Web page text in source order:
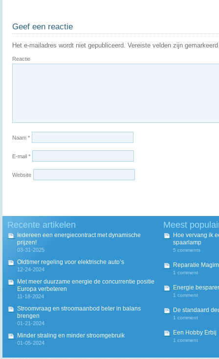
Geef een reactie
Het e-mailadres wordt niet gepubliceerd. Vereiste velden zijn
Reactie
Naam *
E-mail *
Website
Recente artikelen
Iedereen een energiecontract met dynamische
prijzen!
03-31-2025
Oldtimer regeling voor elektrische auto’s
12-24-2024
Met meer duurzame energie de concurrentie positie
Europa verbeteren
11-18-2024
Stroomvraag en stroomaanbod beter in balans
brengen
01-21-2024
Minder straling en minder stroomgebruik
01-05-2024
Meest
Hoe vervang ik
spaarlamp
5 comments
Reparatie
1 comment
Energie
1 comment
De standaard
1 comment
Een Hobby Erbij
1 comment